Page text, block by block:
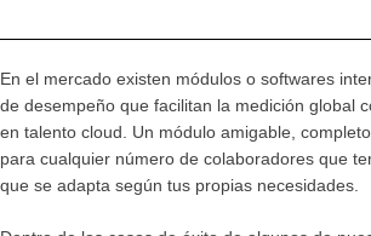
En el mercado existen módulos o softwares
de desempeño que facilitan la medición global
en talento cloud. Un módulo amigable,
para cualquier número de colaboradores que
que se adapta según tus propias necesidades.